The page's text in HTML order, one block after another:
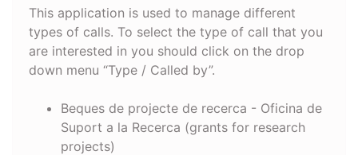
This application is used to manage different
types of calls. To select the type of call that you
are interested in you should click on the drop
down menu “Type / Called by”.
Beques de projecte de recerca - Oficina de
Suport a la Recerca (grants for research
projects)